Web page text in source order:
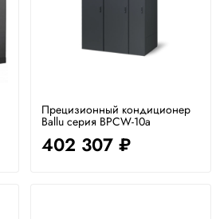
Прецизионный кондиционер
Ballu серия BPCW-10a
402 307 ₽